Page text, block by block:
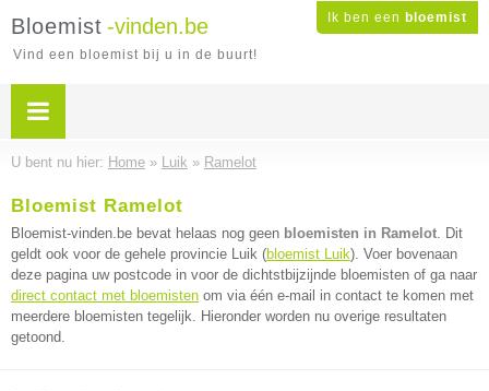
Ik ben een bloemist
Bloemist -vinden.be
Vind een bloemist bij u in de buurt!
U bent nu hier: Home » Luik » Ramelot
Bloemist Ramelot
Bloemist-vinden.be bevat helaas nog geen bloemisten in Ramelot. Dit
geldt ook voor de gehele provincie Luik (bloemist Luik). Voer bovenaan
deze pagina uw postcode in voor de dichtstbijzijnde bloemisten of ga naar
direct contact met bloemisten om via één e-mail in contact te komen met
meerdere bloemisten tegelijk. Hieronder worden nu overige resultaten
getoond.